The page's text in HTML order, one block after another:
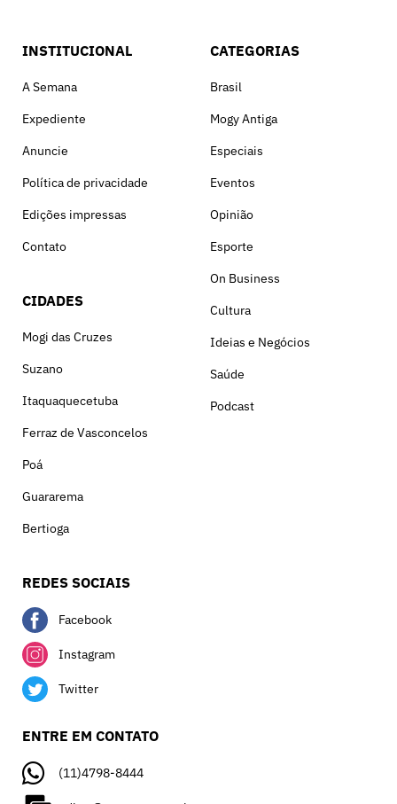
INSTITUCIONAL
A Semana
Expediente
Anuncie
Política de privacidade
Edições impressas
Contato
CIDADES
Mogi das Cruzes
Suzano
Itaquaquecetuba
Ferraz de Vasconcelos
Poá
Guararema
Bertioga
CATEGORIAS
Brasil
Mogy Antiga
Especiais
Eventos
Opinião
Esporte
On Business
Cultura
Ideias e Negócios
Saúde
Podcast
REDES SOCIAIS
Facebook
Instagram
Twitter
ENTRE EM CONTATO
(11)4798-8444